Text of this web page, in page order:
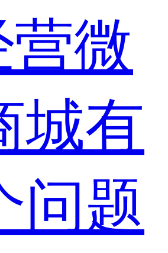
营微
城有
问题